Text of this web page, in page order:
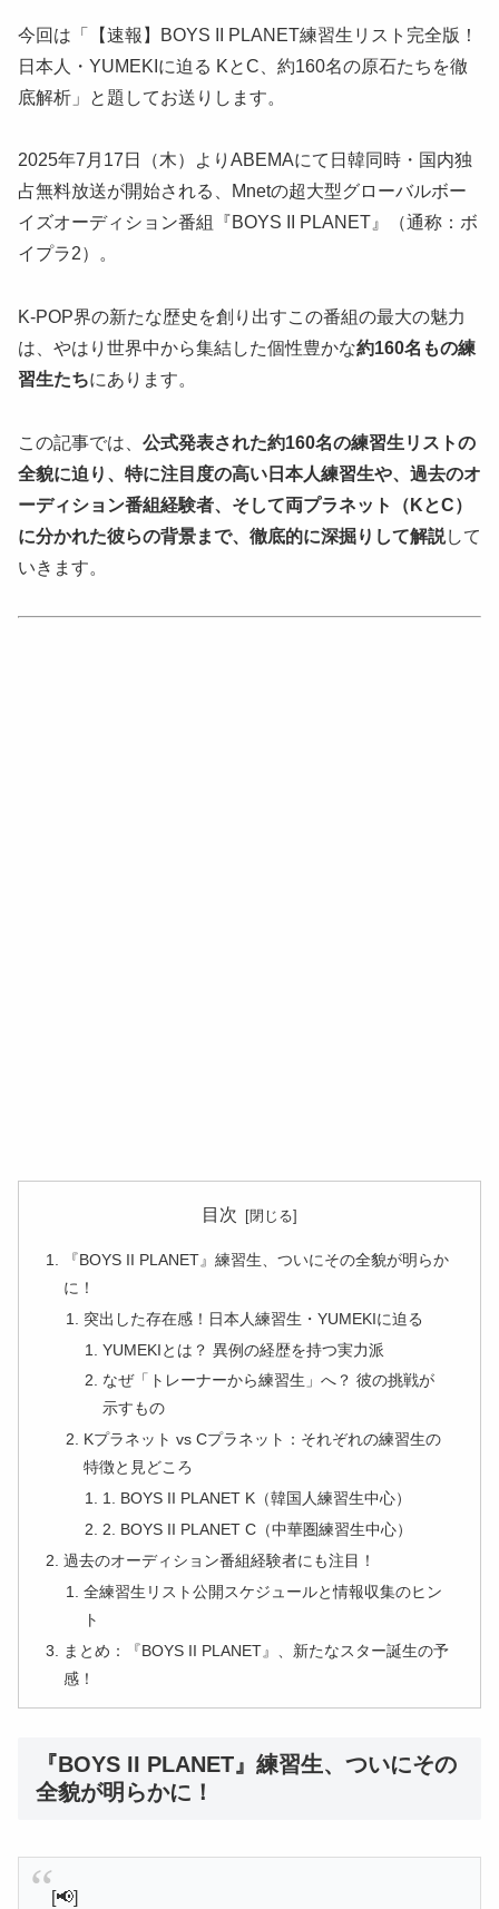
今回は「【速報】BOYS II PLANET練習生リスト完全版！
日本人・YUMEKIに迫る KとC、約160名の原石たちを徹
底解析」と題してお送りします。
2025年7月17日（木）よりABEMAにて日韓同時・国内独
占無料放送が開始される、Mnetの超大型グローバルボー
イズオーディション番組『BOYS II PLANET』（通称：ボ
イプラ2）。
K-POP界の新たな歴史を創り出すこの番組の最大の魅力
は、やはり世界中から集結した個性豊かな約160名もの練
習生たちにあります。
この記事では、 公式発表された約160名の練習生リストの
全貌に迫り、特に注目度の高い日本人練習生や、過去のオ
ーディション番組経験者、そして両プラネット（KとC）
に分かれた彼らの背景まで、徹底的に深掘りして解説して
いきます。
目次
『BOYS II PLANET』練習生、ついにその全貌が明らか
に！
突出した存在感！日本人練習生・YUMEKIに迫る
YUMEKIとは？ 異例の経歴を持つ実力派
なぜ「トレーナーから練習生」へ？ 彼の挑戦が
示すもの
Kプラネット vs Cプラネット：それぞれの練習生の
特徴と見どころ
1. BOYS II PLANET K（韓国人練習生中心）
2. BOYS II PLANET C（中華圏練習生中心）
過去のオーディション番組経験者にも注目！
全練習生リスト公開スケジュールと情報収集のヒン
ト
まとめ：『BOYS II PLANET』、新たなスター誕生の予
感！
『BOYS II PLANET』練習生、ついにその
全貌が明らかに！
[📢]